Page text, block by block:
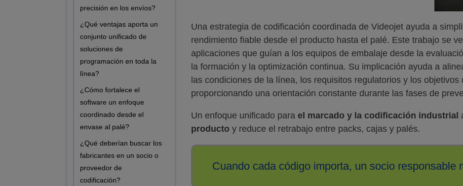
precisión en los envíos?
¿Qué ventajas aporta un
conjunto unificado de
soluciones de
programación en toda la
línea?
¿Cómo fortalece el
software un enfoque
coordinado desde el
envase al palé?
¿Qué deberían buscar los
fabricantes en un socio o
proveedor de
codificación?
Una estrategia de codificación coordinada de Videojet ayuda a
rendimiento fiable desde el producto hasta el palé. Este trabajo se
aplicaciones que guían a los equipos de embalaje desde la
la formación y la optimización continua. Su implicación ayuda a
las condiciones de la línea, los requisitos regulatorios y los
proporcionando una orientación constante durante las fases de
Un enfoque unificado para el marcado y la codificación industrial
producto y reduce el retrabajo entre packs, cajas y palés.
Cuando cada código importa, un socio responsable